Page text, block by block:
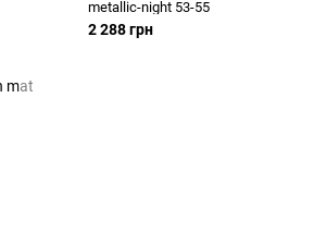
metallic-night 53-55
2 288 грн